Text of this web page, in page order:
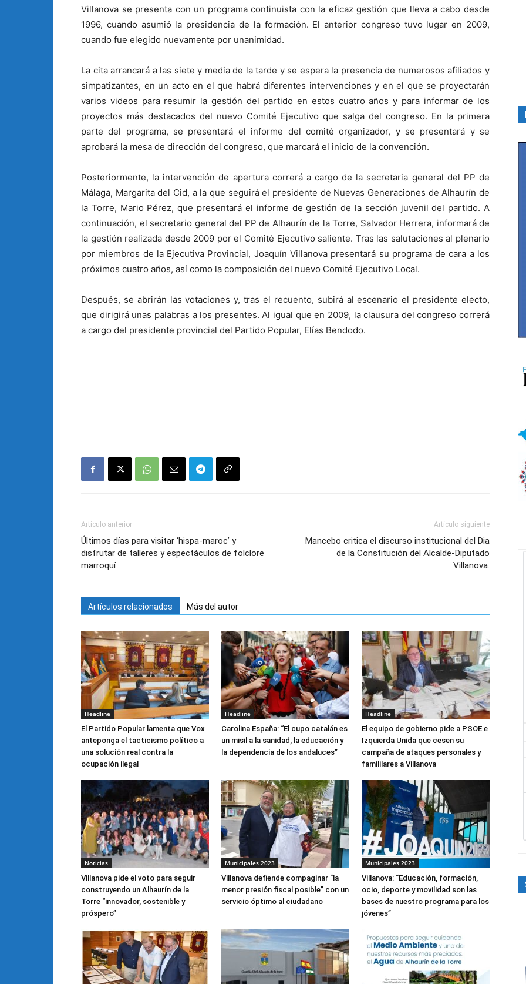
Villanova se presenta con un programa continuista con la eficaz gestión que lleva a cabo desde
1996, cuando asumió la presidencia de la formación. El anterior congreso tuvo lugar en 2009,
cuando fue elegido nuevamente por unanimidad.
La cita arrancará a las siete y media de la tarde y se espera la presencia de numerosos afiliados y
simpatizantes, en un acto en el que habrá diferentes intervenciones y en el que se proyectarán
varios videos para resumir la gestión del partido en estos cuatro años y para informar de los
proyectos más destacados del nuevo Comité Ejecutivo que salga del congreso. En la primera
parte del programa, se presentará el informe del comité organizador, y se presentará y se
aprobará la mesa de dirección del congreso, que marcará el inicio de la convención.
Posteriormente, la intervención de apertura correrá a cargo de la secretaria general del PP de
Málaga, Margarita del Cid, a la que seguirá el presidente de Nuevas Generaciones de Alhaurín de
la Torre, Mario Pérez, que presentará el informe de gestión de la sección juvenil del partido. A
continuación, el secretario general del PP de Alhaurín de la Torre, Salvador Herrera, informará de
la gestión realizada desde 2009 por el Comité Ejecutivo saliente. Tras las salutaciones al plenario
por miembros de la Ejecutiva Provincial, Joaquín Villanova presentará su programa de cara a los
próximos cuatro años, así como la composición del nuevo Comité Ejecutivo Local.
Después, se abrirán las votaciones y, tras el recuento, subirá al escenario el presidente electo,
que dirigirá unas palabras a los presentes. Al igual que en 2009, la clausura del congreso correrá
a cargo del presidente provincial del Partido Popular, Elías Bendodo.
Artículo anterior
Últimos días para visitar ‘hispa-maroc’ y
disfrutar de talleres y espectáculos de folclore
marroquí
Artículo siguiente
Mancebo critica el discurso institucional del Dia
de la Constitución del Alcalde-Diputado
Villanova.
Artículos relacionados Más del autor
Headline
El Partido Popular lamenta que Vox
anteponga el tacticismo político a
una solución real contra la
ocupación ilegal
Headline
Carolina España: “El cupo catalán es
un misil a la sanidad, la educación y
la dependencia de los andaluces”
Headline
El equipo de gobierno pide a PSOE e
Izquierda Unida que cesen su
campaña de ataques personales y
famililares a Villanova
Noticias
Villanova pide el voto para seguir
construyendo un Alhaurín de la
Torre “innovador, sostenible y
próspero”
Municipales 2023
Villanova defiende compaginar “la
menor presión fiscal posible” con un
servicio óptimo al ciudadano
Municipales 2023
Villanova: “Educación, formación,
ocio, deporte y movilidad son las
bases de nuestro programa para los
jóvenes”